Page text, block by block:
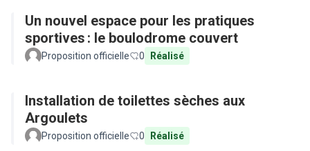
Un nouvel espace pour les pratiques
sportives : le boulodrome couvert
Proposition officielle 0 Réalisé
Installation de toilettes sèches aux
Argoulets
Proposition officielle 0 Réalisé